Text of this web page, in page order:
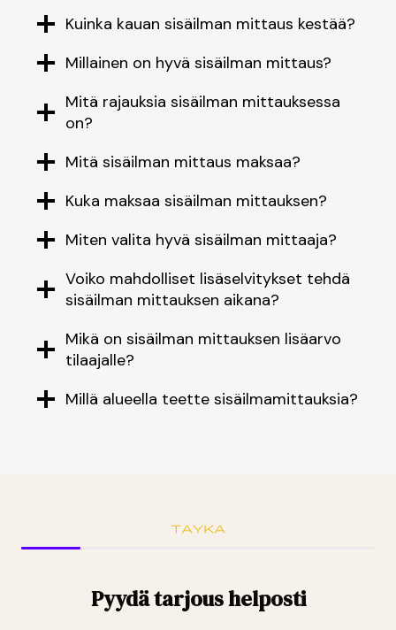
Kuinka kauan sisäilman mittaus kestää?
Millainen on hyvä sisäilman mittaus?
Mitä rajauksia sisäilman mittauksessa
on?
Mitä sisäilman mittaus maksaa?
Kuka maksaa sisäilman mittauksen?
Miten valita hyvä sisäilman mittaaja?
Voiko mahdolliset lisäselvitykset tehdä
sisäilman mittauksen aikana?
Mikä on sisäilman mittauksen lisäarvo
tilaajalle?
Millä alueella teette sisäilmamittauksia?